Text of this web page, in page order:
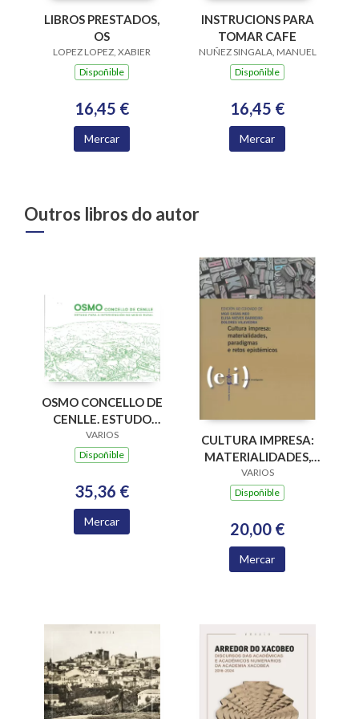
LIBROS PRESTADOS,
OS
LOPEZ LOPEZ, XABIER
Dispoñible
16,45 €
Mercar
INSTRUCIONS PARA
TOMAR CAFE
NUÑEZ SINGALA, MANUEL
Dispoñible
16,45 €
Mercar
Outros libros do autor
OSMO CONCELLO DE
CENLLE. ESTUDO
PARA A
INTERVENCION NO
VARIOS
Dispoñible
35,36 €
Mercar
CULTURA IMPRESA:
MATERIALIDADES,
PARADIGMAS E
RETOS EPISTÉMICOS
VARIOS
Dispoñible
20,00 €
Mercar